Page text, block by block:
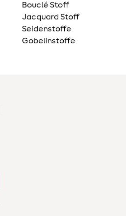
Bouclé Stoff
Jacquard Stoff
Seidenstoffe
Gobelinstoffe